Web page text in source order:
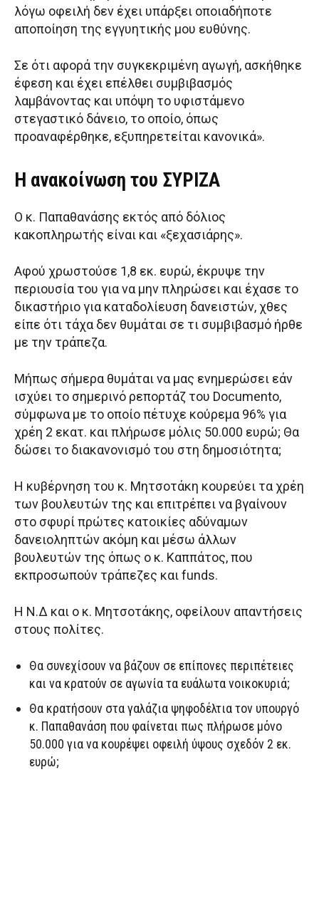
λόγω οφειλή δεν έχει υπάρξει οποιαδήποτε
αποποίηση της εγγυητικής μου ευθύνης.
Σε ότι αφορά την συγκεκριμένη αγωγή, ασκήθηκε
έφεση και έχει επέλθει συμβιβασμός
λαμβάνοντας και υπόψη το υφιστάμενο
στεγαστικό δάνειο, το οποίο, όπως
προαναφέρθηκε, εξυπηρετείται κανονικά».
Η ανακοίνωση του ΣΥΡΙΖΑ
Ο κ. Παπαθανάσης εκτός από δόλιος
κακοπληρωτής είναι και «ξεχασιάρης».
Αφού χρωστούσε 1,8 εκ. ευρώ, έκρυψε την
περιουσία του για να μην πληρώσει και έχασε το
δικαστήριο για καταδολίευση δανειστών, χθες
είπε ότι τάχα δεν θυμάται σε τι συμβιβασμό ήρθε
με την τράπεζα.
Μήπως σήμερα θυμάται να μας ενημερώσει εάν
ισχύει το σημερινό ρεπορτάζ του Documento,
σύμφωνα με το οποίο πέτυχε κούρεμα 96% για
χρέη 2 εκατ. και πλήρωσε μόλις 50.000 ευρώ; Θα
δώσει το διακανονισμό του στη δημοσιότητα;
Η κυβέρνηση του κ. Μητσοτάκη κουρεύει τα χρέη
των βουλευτών της και επιτρέπει να βγαίνουν
στο σφυρί πρώτες κατοικίες αδύναμων
δανειοληπτών ακόμη και μέσω άλλων
βουλευτών της όπως ο κ. Καππάτος, που
εκπροσωπούν τράπεζες και funds.
Η Ν.Δ και ο κ. Μητσοτάκης, οφείλουν απαντήσεις
στους πολίτες.
Θα συνεχίσουν να βάζουν σε επίπονες περιπέτειες
και να κρατούν σε αγωνία τα ευάλωτα νοικοκυριά;
Θα κρατήσουν στα γαλάζια ψηφοδέλτια τον υπουργό
κ. Παπαθανάση που φαίνεται πως πλήρωσε μόνο
50.000 για να κουρέψει οφειλή ύψους σχεδόν 2 εκ.
ευρώ;